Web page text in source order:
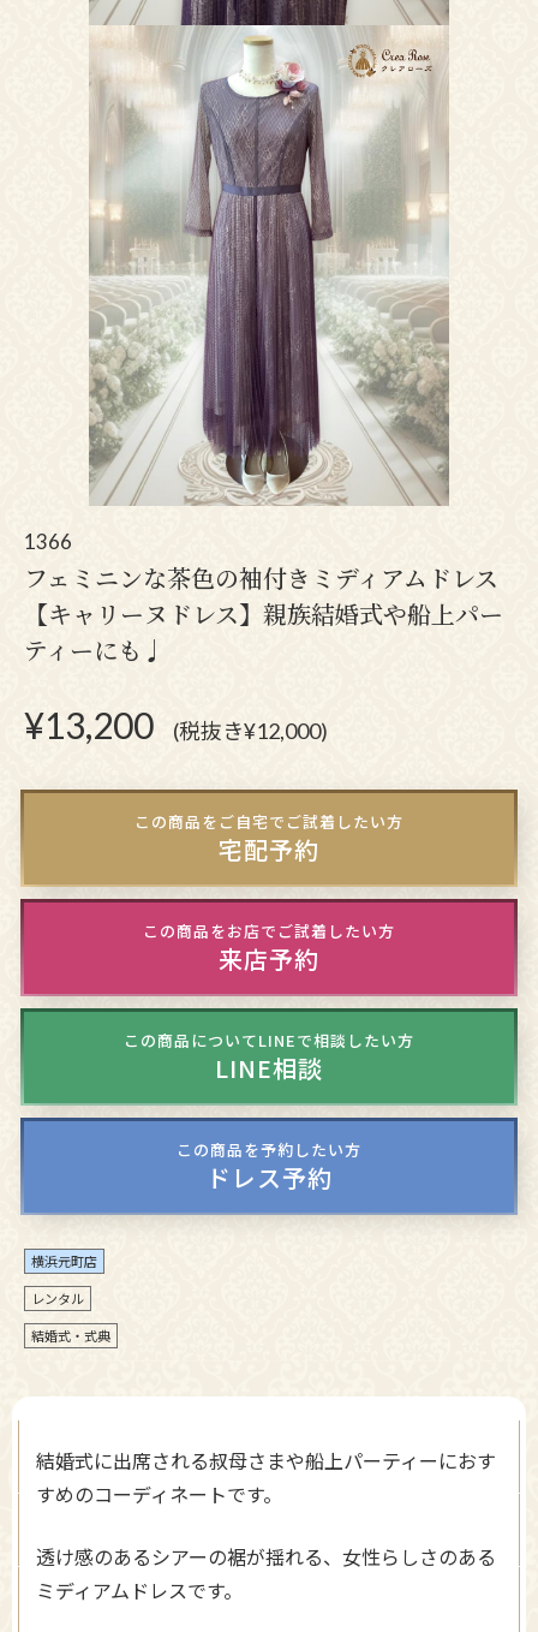
1366
フェミニンな茶色の袖付きミディアムドレス
【キャリーヌドレス】親族結婚式や船上パー
ティーにも♩
¥13,200 (税抜き¥12,000)
この商品をご自宅でご試着したい方
宅配予約
この商品をお店でご試着したい方
来店予約
この商品についてLINEで相談したい方
LINE相談
この商品を予約したい方
ドレス予約
横浜元町店
レンタル
結婚式・式典
結婚式に出席される叔母さまや船上パーティーにおす
すめのコーディネートです。
透け感のあるシアーの裾が揺れる、女性らしさのある
ミディアムドレスです。